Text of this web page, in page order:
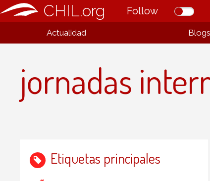
CHIL.org Follow
Actualidad Blogs
jornadas
Etiquetas principales